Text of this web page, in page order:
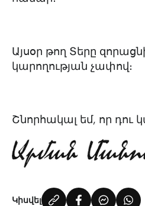
Այսօր թող Տերը
կարողության չափով։
Շնորհակալ եմ, որ դու
Կիսվել